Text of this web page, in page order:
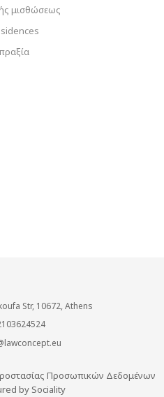
μισθώσεως
Str, 10672, Athens
Προσωπικών Δεδομένων
by Sociality